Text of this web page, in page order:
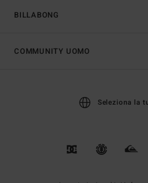
BILLABONG
COMMUNITY UOMO
Seleziona la